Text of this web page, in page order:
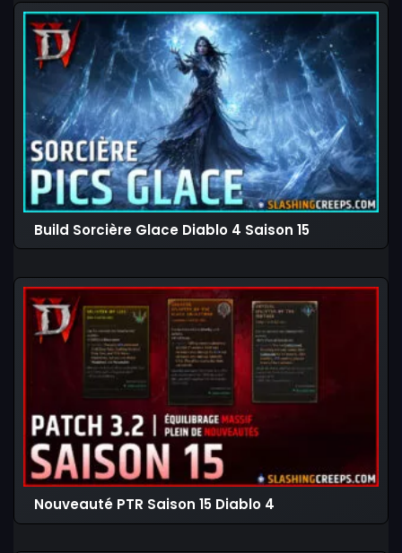
Build Sorcière Glace Diablo 4 Saison 15
Nouveauté PTR Saison 15 Diablo 4